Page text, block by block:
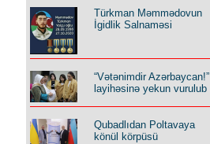
Türkman Məmmədovun
İgidlik Salnaməsi
“Vətənimdir Azərbaycan!”
layihəsinə yekun vurulub
Qubadlıdan Poltavaya
könül körpüsü